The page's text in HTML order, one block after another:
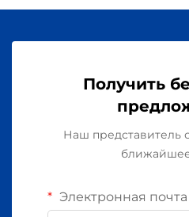
Получить
Наш представитель
Электронная почта